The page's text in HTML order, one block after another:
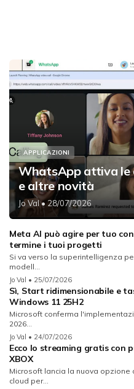
APPLICAZIONI
WhatsApp attiva le
e altre novità
Jo Val• 28/07/2026
Meta AI può agire per tuo
termine i tuoi progetti
Si va verso la superintelligenza
modell...
Jo Val • 25/07/2026
Sì, Start ridimensionabile e
Windows 11 25H2
Microsoft conferma
2026...
Jo Val • 24/07/2026
Ecco lo streaming gratis con
XBOX
Microsoft lancia la nuova opzione
cloud per...